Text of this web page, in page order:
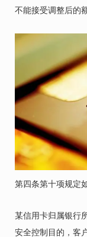
不能接受调整后的
第四条第十项规定
某信用卡归属银行
安全控制目的，客